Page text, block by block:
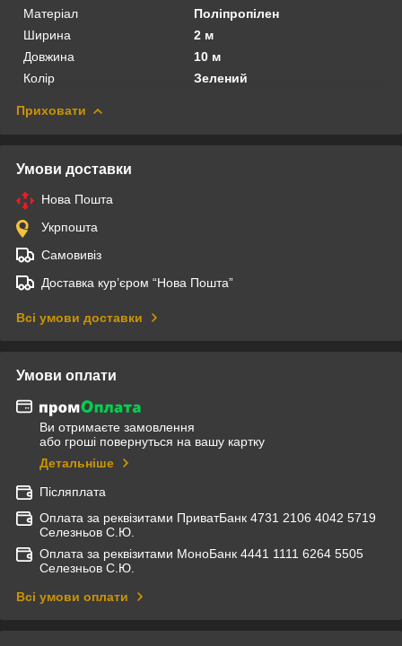
Матеріал
Поліпропілен
Ширина
2 м
Довжина
10 м
Колір
Зелений
Приховати
Умови доставки
Нова Пошта
Укрпошта
Самовивіз
Доставка кур’єром “Нова Пошта”
Всі умови доставки
Умови оплати
Ви отримаєте замовлення
або гроші повернуться на вашу картку
Детальніше
Післяплата
Оплата за реквізитами ПриватБанк 4731 2106 4042 5719
Селезньов С.Ю.
Оплата за реквізитами МоноБанк 4441 1111 6264 5505
Селезньов С.Ю.
Всі умови оплати